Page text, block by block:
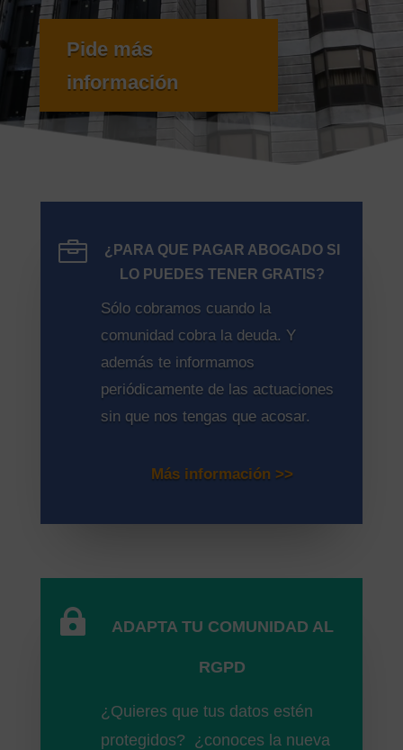
Pide más
información

¿PARA QUE PAGAR ABOGADO SI
LO PUEDES TENER GRATIS?
Sólo cobramos cuando la
comunidad cobra la deuda. Y
además te informamos
periódicamente de las actuaciones
sin que nos tengas que acosar.
Más información >>
 ADAPTA TU COMUNIDAD AL
RGPD
¿Quieres que tus datos estén
protegidos? ¿conoces la nueva